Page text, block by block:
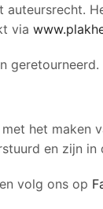
via
geretourneerd.
het
en zijn in
volg ons op